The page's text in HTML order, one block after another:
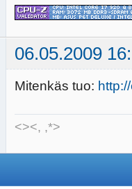
06.05.2009
Mitenkäs tuo:
<><, ,*>